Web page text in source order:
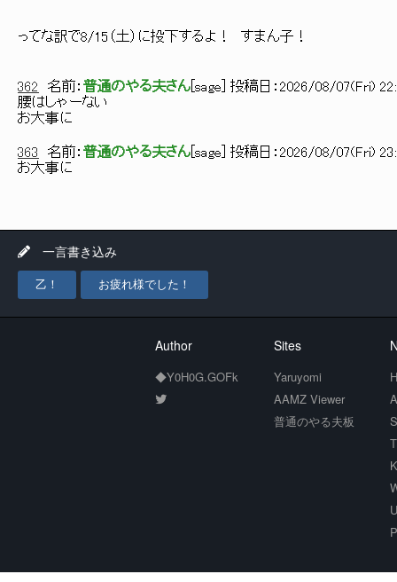
ってな訳で8/15（土）に投下するよ！ すまん子！
362 名前： 普通のやる夫さん sage ] 投稿日： 2026/08/07(Fri)
腰はしゃーない
お大事に
363 名前： 普通のやる夫さん sage ] 投稿日： 2026/08/07(Fri)
お大事に
一言書き込み
乙！ お疲れ様でした！
Author
◆Y0H0G.GOFk
Sites
Yaruyomi
AAMZ Viewer
普通のやる夫板